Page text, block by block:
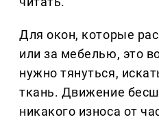
Для окон, которые
или за мебелью, это
нужно тянуться,
ткань. Движение
никакого износа от